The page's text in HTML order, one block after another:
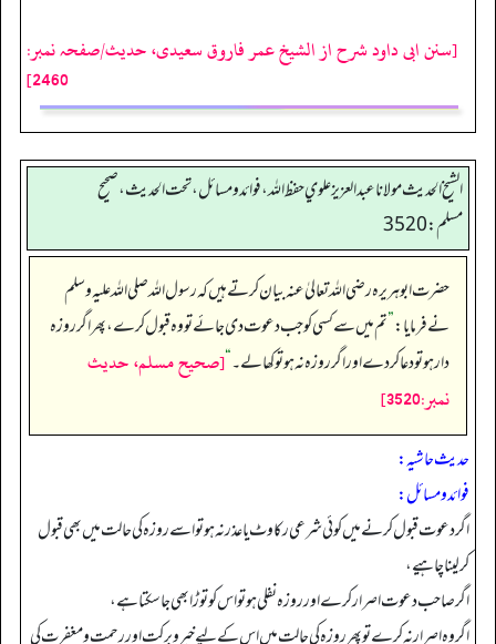
[سنن ابی داود شرح از الشیخ عمر فاروق سعیدی، حدیث/صفحہ نمبر:
2460]
الشيخ الحديث مولانا عبدالعزيز علوي حفظ الله، فوائد و مسائل، تحت الحديث ، صحيح
مسلم: 3520
حضرت ابو ہریرہ رضی اللہ تعالیٰ عنہ بیان کرتے ہیں کہ رسول اللہ صلی اللہ علیہ وسلم
نے فرمایا:”تم میں سے کسی کو جب دعوت دی جائے تو وہ قبول کرے، پھر اگر روزہ
دار ہو تو دعا کر دے اور اگر روزہ نہ ہو تو کھا لے۔“[صحيح مسلم، حديث
نمبر:3520]
حدیث حاشیہ:
فوائد ومسائل:
اگر دعوت قبول کرنے میں کوئی شرعی رکاوٹ یا عذر نہ ہو تو اسے روزہ کی حالت میں بھی قبول
کرلینا چاہیے،
اگر صاحب دعوت اصرار کرے اور روزہ نفلی ہو تو اس کو توڑا بھی جا سکتا ہے،
اگر وہ اصرار نہ کرے تو پھر روزہ کی حالت میں اس کے لیے خیرو برکت اور رحمت و مغفرت کی